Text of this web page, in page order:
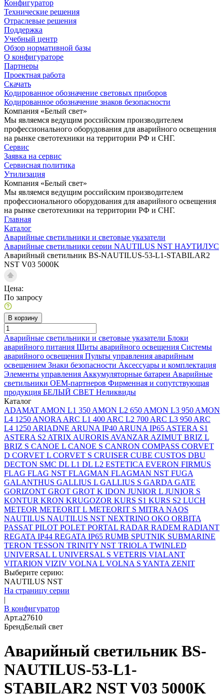
Конфигуратор
Технические решения
Отраслевые решения
Поддержка
Учебный центр
Обзор нормативной базы
О конфигураторе
Партнеры
Проектная работа
Скачать
Кодированное обозначение световых приборов
Кодированное обозначение знаков безопасности
Компания «Белый свет»
Мы являемся ведущим российским производителем
профессионального оборудования для аварийного освещения
на рынке светотехники на территории РФ и СНГ.
Сервис
Заявка на сервис
Сервисная политика
Утилизация
Компания «Белый свет»
Мы являемся ведущим российским производителем
профессионального оборудования для аварийного освещения
на рынке светотехники на территории РФ и СНГ.
Главная
Каталог
Аварийные светильники и световые указатели
Аварийные светильники серии NAUTILUS NST НАУТИЛУС
Аварийный светильник BS-NAUTILUS-53-L1-STABILAR2
NST V03 5000K
Цена:
По запросу
В корзину
Аварийные светильники и световые указатели Блоки
аварийного питания Щиты аварийного освещения Системы
аварийного освещения Пульты управления аварийным
освещением Знаки безопасности Аксессуары и комплектация
Элементы управления Аккумуляторные батареи Аварийные
светильники ОЕМ-партнеров Фирменная и сопутствующая
продукция БЕЛЫЙ СВЕТ Неликвиды
Каталог
ADAMAT AMON L1 350 AMON L2 650 AMON L3 950 AMON
L4 1250 ANORA ARC L1 400 ARC L2 700 ARC L3 950 ARC
L4 1250 ARIADNE ARUNA IP40 ARUNA IP65 ASTERA S1
ASTERA S2 ATRIX AURORIS AVANZAR AZIMUT BRIZ L
BRIZ S CANOE L CANOE S CANRON COMPASS CORVET
D CORVET L CORVET S CRUISER CUBE CUSTOS DBU
DECTON SMC DL L1 DL L2 ESTETICA EVERON FIRMUS
FLAG FLAG NST FLAGMAN FLAGMAN NST FUGA
GALANTHUS GALLIUS L GALLIUS S GARDA GATE
GORIZONT GROT GROT K IDON JUNIOR L JUNIOR S
KONTUR KRON KRUGOZOR KURS S1 KURS S2 LUCH
METEOR METEORIT L METEORIT S MITRA NAOS
NAUTILUS NAUTILUS NST NEXTRINO OKO ORBITA
PASSAT PILOT POLET PORTAL RADAR RADEM RADIANT
REGATA IP44 REGATA IP65 RUMB SPUTNIK SUBMARINE
TERON TESSON TRINITY NST TRIOLA TWINLED
UNIVERSAL L UNIVERSAL S VETERIS VIALANT
VITARION VIZIV VOLNA L VOLNA S YANTA ZENIT
Выберите серию:
NAUTILUS NST
На страницу серии
|
В конфигуратор
Арт.a27610
БрендБелый свет
Аварийный светильник BS-
NAUTILUS-53-L1-
STABILAR2 NST V03 5000K